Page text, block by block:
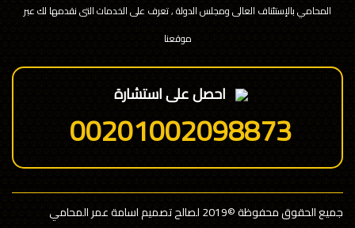
المحامي بالإستئناف العالى ومجلس الدولة , تعرف على الخدمات التى نقدمها لك عبر
موقعنا
احصل على استشارة
00201002098873
جميع الحقوق محفوظة©2019 لصالح تصميم اسامة عمر المحامي